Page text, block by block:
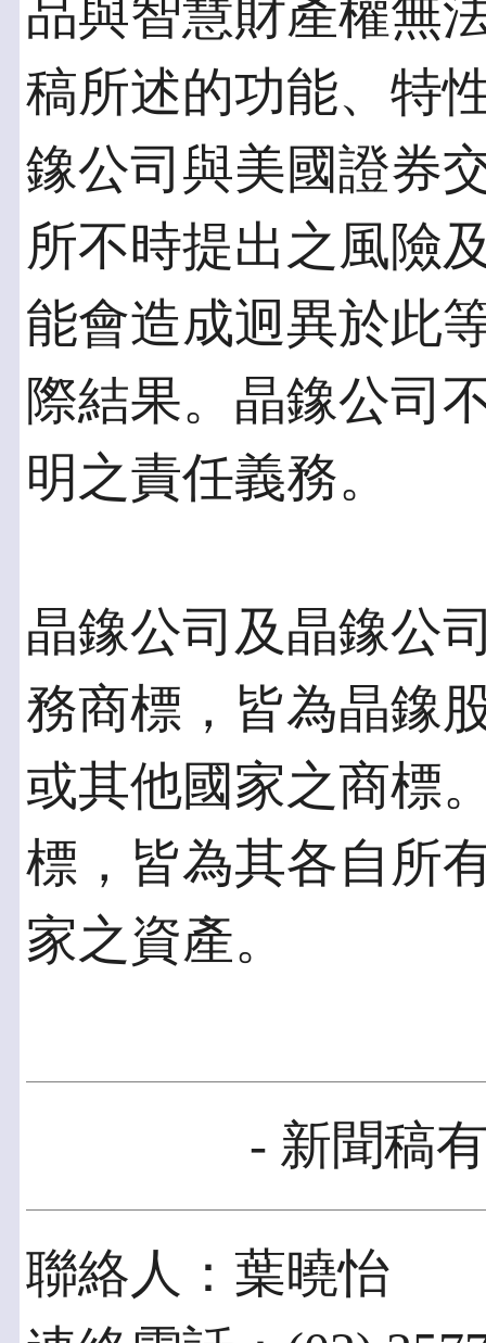
品與智慧財產權無
稿所述的功能、特
鐌公司與美國證券
所不時提出之風險
能會造成迥異於此
際結果。晶鐌公司
明之責任義務。
晶鐌公司及晶鐌公
務商標，皆為晶鐌
或其他國家之商標
標，皆為其各自所
家之資產。
- 新聞稿
聯絡人：葉曉怡